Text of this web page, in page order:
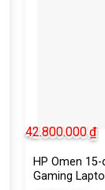
HP Omen
Gaming
42.800.000₫